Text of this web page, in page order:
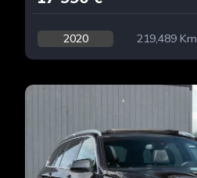
2020 219,489 Km